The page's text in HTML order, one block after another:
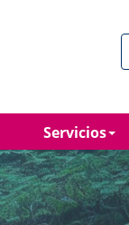
Servicios